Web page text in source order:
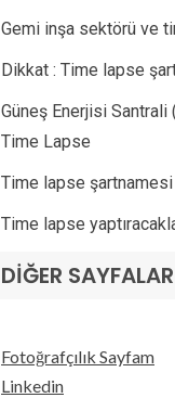
Gemi inşa sektörü ve
Dikkat : Time lapse
Güneş Enerjisi Santrali
Time Lapse
Time lapse şartnamesi
Time lapse
DIĞER SAYFALAR
Fotoğrafçılık Sayfam
Linkedin